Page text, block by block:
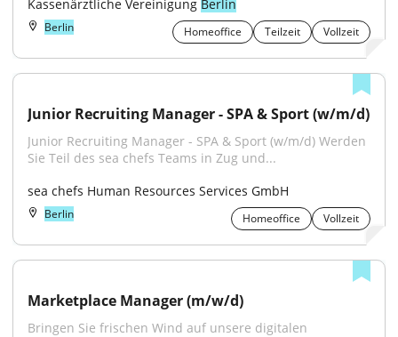
Kassenärztliche Vereinigung Berlin
Berlin Homeoffice Teilzeit Vollzeit
Junior Recruiting Manager - SPA & Sport (w/m/d)
Junior Recruiting Manager - SPA & Sport (w/m/d) Werden
Sie Teil des sea chefs Teams in Zug und...
sea chefs Human Resources Services GmbH
Berlin Homeoffice Vollzeit
Marketplace Manager (m/w/d)
Bringen Sie frischen Wind auf unsere digitalen